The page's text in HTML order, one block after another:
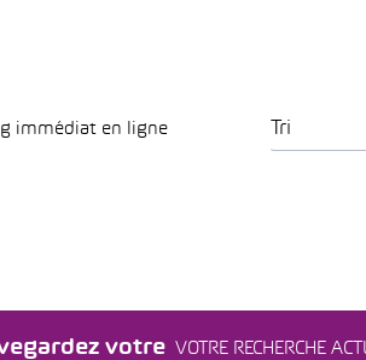
immédiat en ligne Tri
votre
VOTRE RECHERCHE